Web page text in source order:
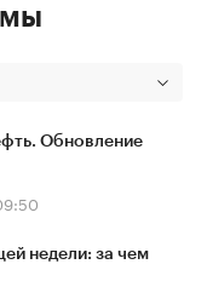
Обновление
недели: за чем